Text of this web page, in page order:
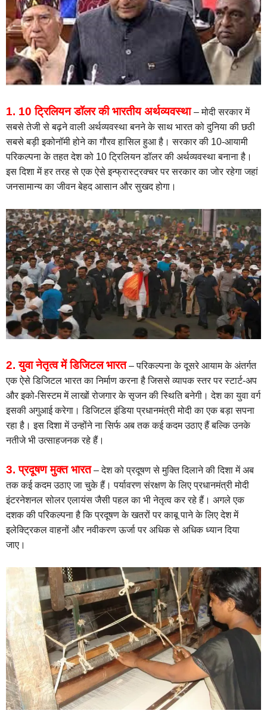
1. 10 ट्रिलियन डॉलर की भारतीय अर्थव्यवस्था– मोदी सरकार में
सबसे तेजी से बढ़ने वाली अर्थव्यवस्था बनने के साथ भारत को दुनिया की छठी
सबसे बड़ी इकोनॉमी होने का गौरव हासिल हुआ है। सरकार की 10-आयामी
परिकल्पना के तहत देश को 10 ट्रिलियन डॉलर की अर्थव्यवस्था बनाना है।
इस दिशा में हर तरह से एक ऐसे इन्फ्रास्ट्रक्चर पर सरकार का जोर रहेगा जहां
जनसामान्य का जीवन बेहद आसान और सुखद होगा।
2. युवा नेतृत्व में डिजिटल भारत– परिकल्‍पना के दूसरे आयाम के अंतर्गत
एक ऐसे डिजिटल भारत का निर्माण करना है जिससे व्यापक स्तर पर स्टार्ट-अप
और इको-सिस्टम में लाखों रोजगार के सृजन की स्थिति बनेगी। देश का युवा वर्ग
इसकी अगुआई करेगा। डिजिटल इंडिया प्रधानमंत्री मोदी का एक बड़ा सपना
रहा है। इस दिशा में उन्होंने ना सिर्फ अब तक कई कदम उठाए हैं बल्कि उनके
नतीजे भी उत्साहजनक रहे हैं।
3. प्रदूषण मुक्त भारत– देश को प्रदूषण से मुक्ति दिलाने की दिशा में अब
तक कई कदम उठाए जा चुके हैं। पर्यावरण संरक्षण के लिए प्रधानमंत्री मोदी
इंटरनेशनल सोलर एलायंस जैसी पहल का भी नेतृत्व कर रहे हैं। अगले एक
दशक की परिकल्पना है कि प्रदूषण के खतरों पर काबू पाने के लिए देश में
इलेक्ट्रिकल वाहनों और नवीकरण ऊर्जा पर अधिक से अधिक ध्‍यान दिया
जाए।